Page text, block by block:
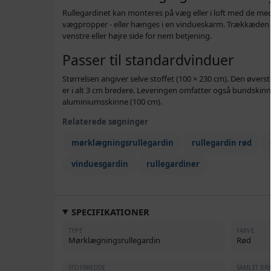
Rullegardinet kan monteres på væg eller i loft med de
vægpropper - eller hænges i en vindueskarm. Trækkæden
venstre eller højre side for nem betjening.
Passer til standardvinduer
Størrelsen angiver selve stoffet (100 × 230 cm). Den
er i alt 3 cm bredere. Leveringen omfatter også
aluminiumsskinne (100 cm).
Relaterede søgninger
mørklægningsrullegardin
rullegardin rød
vinduesgardin
rullegardiner
SPECIFIKATIONER
TYPE
Mørklægningsrullegardin
FARVE
Rød
STOFBREDDE SAMLET